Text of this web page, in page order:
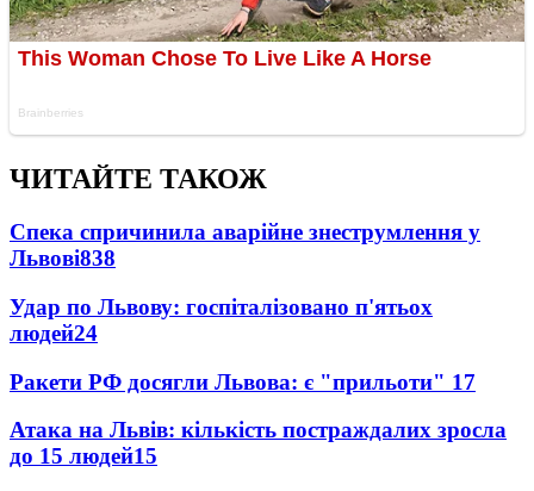
ЧИТАЙТЕ ТАКОЖ
Спека спричинила аварійне знеструмлення у
Львові838
Удар по Львову: госпіталізовано п'ятьох
людей24
Ракети РФ досягли Львова: є "прильоти" 17
Атака на Львів: кількість постраждалих зросла
до 15 людей15